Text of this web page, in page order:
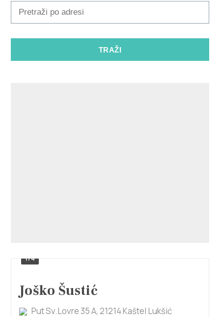
+385 21 227 933
info@kastela-info.hr
1/4
Joško Šustić
Put Sv.Lovre 35 A, 21214 Kaštel Lukšić